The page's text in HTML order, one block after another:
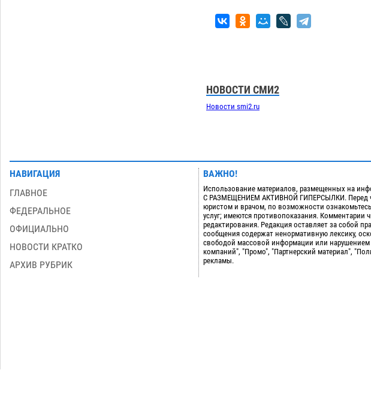
НОВОСТИ СМИ2
Новости smi2.ru
НАВИГАЦИЯ
ГЛАВНОЕ
ФЕДЕРАЛЬНОЕ
ОФИЦИАЛЬНО
НОВОСТИ КРАТКО
АРХИВ РУБРИК
ВАЖНО!
Использование материалов, размещенных на
С РАЗМЕЩЕНИЕМ АКТИВНОЙ ГИПЕРСЫЛКИ. Перед
юристом и врачом, по возможности
услуг; имеются противопоказания. Комментарии
редактирования. Редакция оставляет за собой
сообщения содержат ненормативную лексику,
свободой массовой информации или
компаний", "Промо", "Партнерский материал",
рекламы.